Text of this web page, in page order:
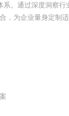
系。通过深度洞察
，为企业量身定制